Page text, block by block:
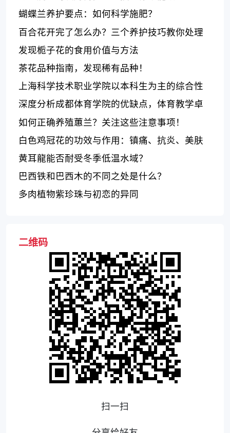
蝴蝶兰养护要点：如何科学施肥？
百合花开完了怎么办？三个养护技巧教你处理
百合花！
发现栀子花的食用价值与方法
茶花品种指南，发现稀有品种！
上海科学技术职业学院以本科生为主的综合性
职业教育机构
深度分析成都体育学院的优缺点，体育教学卓
越、校园环境舒适
如何正确养殖蕙兰？关注这些注意事项！
白色鸡冠花的功效与作用：镇痛、抗炎、美肤
黄耳龍能否耐受冬季低温水域？
巴西铁和巴西木的不同之处是什么？
多肉植物紫珍珠与初恋的异同
二维码
扫一扫